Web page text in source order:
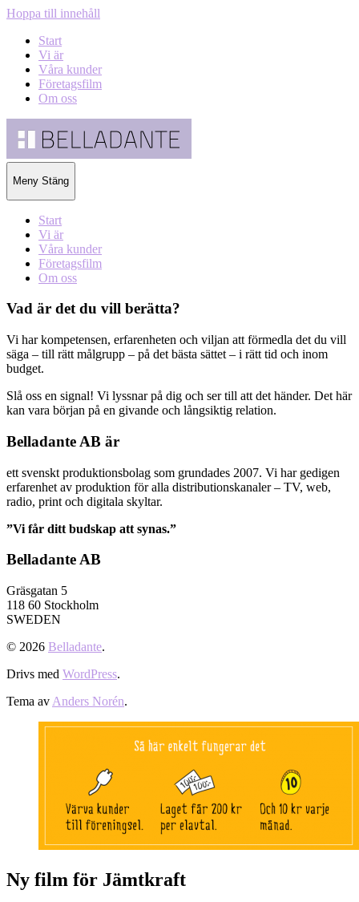
Hoppa till innehåll
Start
Vi är
Våra kunder
Företagsfilm
Om oss
Meny Stäng
Start
Vi är
Våra kunder
Företagsfilm
Om oss
Vad är det du vill berätta?
Vi har kompetensen, erfarenheten och viljan att förmedla det du vill
säga – till rätt målgrupp – på det bästa sättet – i rätt tid och inom
budget.
Slå oss en signal! Vi lyssnar på dig och ser till att det händer. Det här
kan vara början på en givande och långsiktig relation.
Belladante AB är
ett svenskt produktionsbolag som grundades 2007. Vi har gedigen
erfarenhet av produktion för alla distributionskanaler – TV, web,
radio, print och digitala skyltar.
”Vi får ditt budskap att synas.”
Belladante AB
Gräsgatan 5
118 60 Stockholm
SWEDEN
© 2026 Belladante.
Drivs med WordPress.
Tema av Anders Norén.
Ny film för Jämtkraft